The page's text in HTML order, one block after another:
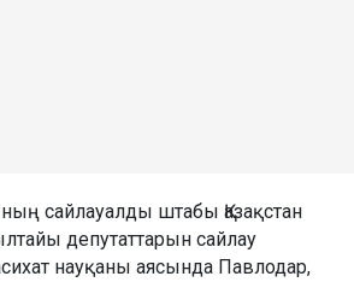
сайлауалды штабы Қазақстан
депутаттарын сайлау
науқаны аясында Павлодар,